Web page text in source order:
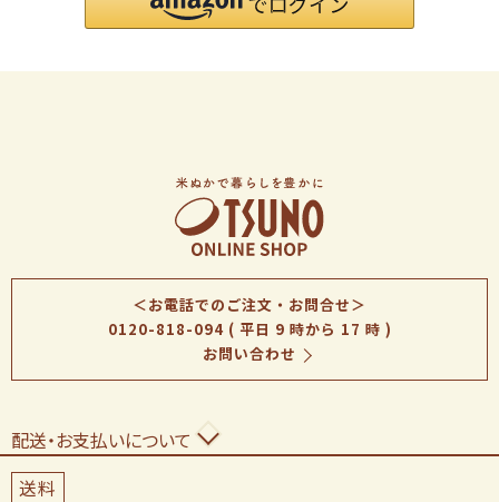
＜お電話でのご注文・お問合せ＞
0120-818-094( 平日 9 時から 17 時 )
お問い合わせ
配送・お支払いについて
送料